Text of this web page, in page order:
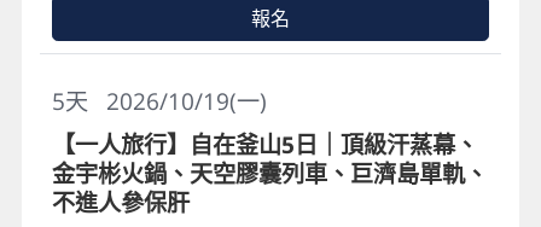
報名
2026/10/19(一)
5天
【一人旅行】自在釜山5日｜頂級汗蒸幕、
金宇彬火鍋、天空膠囊列車、巨濟島單軌、
不進人參保肝